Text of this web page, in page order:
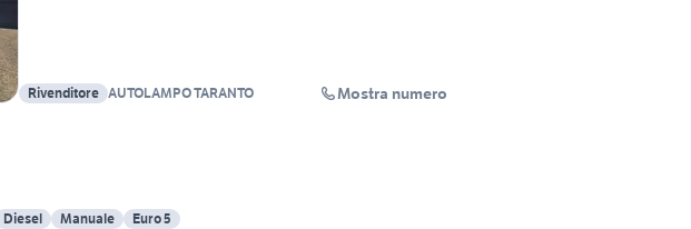
Rivenditore AUTOLAMPO TARANTO Mostra numero
Diesel Manuale Euro 5